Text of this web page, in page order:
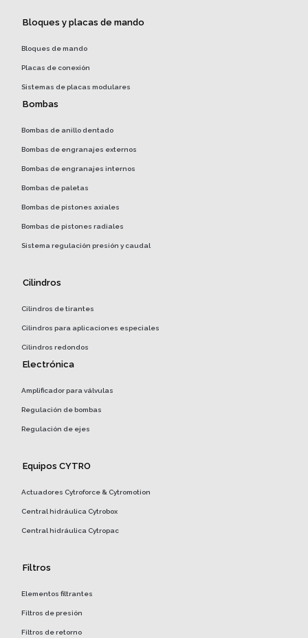
Bloques y placas de mando
Bloques de mando
Placas de conexión
Sistemas de placas modulares
Bombas
Bombas de anillo dentado
Bombas de engranajes externos
Bombas de engranajes internos
Bombas de paletas
Bombas de pistones axiales
Bombas de pistones radiales
Sistema regulación presión y caudal
Cilindros
Cilindros de tirantes
Cilindros para aplicaciones especiales
Cilindros redondos
Electrónica
Amplificador para válvulas
Regulación de bombas
Regulación de ejes
Equipos CYTRO
Actuadores Cytroforce & Cytromotion
Central hidráulica Cytrobox
Central hidráulica Cytropac
Filtros
Elementos filtrantes
Filtros de presión
Filtros de retorno